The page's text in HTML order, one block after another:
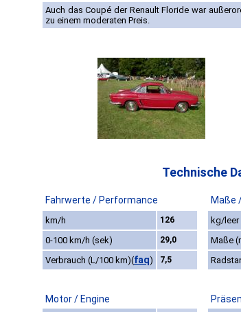
Auch das Coupé der Renault Floride war
zu einem moderaten Preis.
Technische
Fahrwerte / Performance Maße
km/h 126 kg/leer
0-100 km/h (sek) 29,0 Maße
Verbrauch (L/100 km)(faq) 7,5
Motor / Engine